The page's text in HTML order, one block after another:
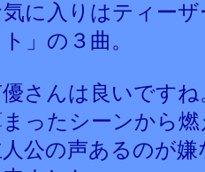
気に入りはティー
ト」の３曲。
さんは良いです
ったシーンから
公の声あるのが